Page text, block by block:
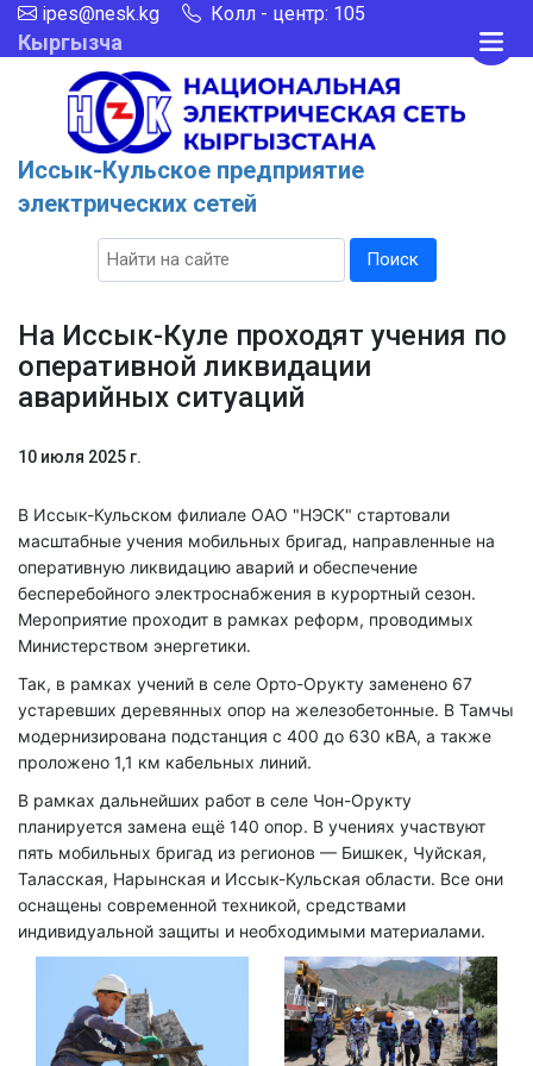
ipes@nesk.kg Колл - центр: 105
Кыргызча
Иссык-Кульское предприятие
электрических сетей
Поиск
На Иссык-Куле проходят учения по
оперативной ликвидации
аварийных ситуаций
10 июля 2025 г.
В Иссык-Кульском филиале ОАО "НЭСК" стартовали
масштабные учения мобильных бригад, направленные на
оперативную ликвидацию аварий и обеспечение
бесперебойного электроснабжения в курортный сезон.
Мероприятие проходит в рамках реформ, проводимых
Министерством энергетики.
Так, в рамках учений в селе Орто-Орукту заменено 67
устаревших деревянных опор на железобетонные. В Тамчы
модернизирована подстанция с 400 до 630 кВА, а также
проложено 1,1 км кабельных линий.
В рамках дальнейших работ в селе Чон-Орукту
планируется замена ещё 140 опор. В учениях участвуют
пять мобильных бригад из регионов — Бишкек, Чуйская,
Таласская, Нарынская и Иссык-Кульская области. Все они
оснащены современной техникой, средствами
индивидуальной защиты и необходимыми материалами.